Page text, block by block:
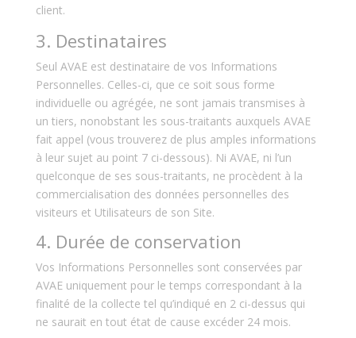
client.
3. Destinataires
Seul AVAE est destinataire de vos Informations
Personnelles. Celles-ci, que ce soit sous forme
individuelle ou agrégée, ne sont jamais transmises à
un tiers, nonobstant les sous-traitants auxquels AVAE
fait appel (vous trouverez de plus amples informations
à leur sujet au point 7 ci-dessous). Ni AVAE, ni l’un
quelconque de ses sous-traitants, ne procèdent à la
commercialisation des données personnelles des
visiteurs et Utilisateurs de son Site.
4. Durée de conservation
Vos Informations Personnelles sont conservées par
AVAE uniquement pour le temps correspondant à la
finalité de la collecte tel qu’indiqué en 2 ci-dessus qui
ne saurait en tout état de cause excéder 24 mois.